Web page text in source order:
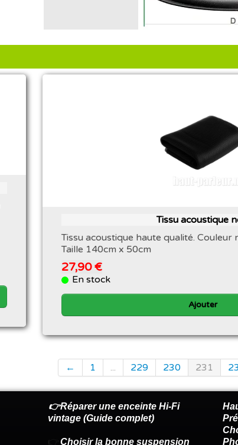
Tissu acoustique
Tissu acoustique haute qualité. Couleur
Taille 140cm x 50cm
27,90 €
En stock
Ajouter
← 1 ... 229 230 231
👉Réparer une enceinte Hi-Fi
vintage (Guide complet)
👉 Choisir la bonne suspension